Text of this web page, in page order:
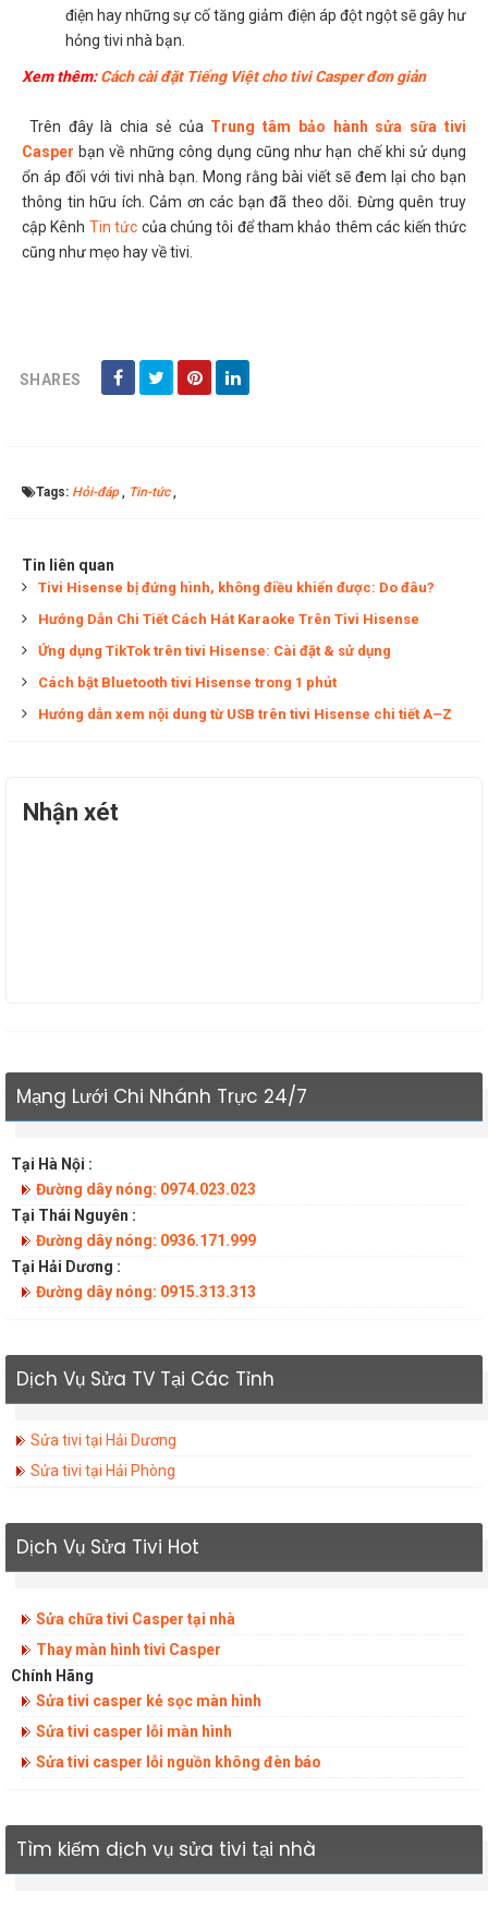
điện hay những sự cố tăng giảm điện áp đột ngột sẽ gây hư
hỏng tivi nhà bạn.
Xem thêm:Cách cài đặt Tiếng Việt cho tivi Casper đơn giản
Trên đây là chia sẻ của Trung tâm bảo hành sửa sữa tivi
Casper bạn về những công dụng cũng như hạn chế khi sử dụng
ổn áp đối với tivi nhà bạn. Mong rằng bài viết sẽ đem lại cho bạn
thông tin hữu ích. Cảm ơn các bạn đã theo dõi. Đừng quên truy
cập Kênh Tin tức của chúng tôi để tham khảo thêm các kiến thức
cũng như mẹo hay về tivi.
SHARES
Tags: Hỏi-đáp, Tin-tức,
Tin liên quan
Tivi Hisense bị đứng hình, không điều khiển được: Do đâu?
Hướng Dẫn Chi Tiết Cách Hát Karaoke Trên Tivi Hisense
Ứng dụng TikTok trên tivi Hisense: Cài đặt & sử dụng
Cách bật Bluetooth tivi Hisense trong 1 phút
Hướng dẫn xem nội dung từ USB trên tivi Hisense chi tiết A–Z
Nhận xét
Mạng Lưới Chi Nhánh Trực 24/7
Tại Hà Nội :
Đường dây nóng: 0974.023.023
Tại Thái Nguyên :
Đường dây nóng: 0936.171.999
Tại Hải Dương :
Đường dây nóng: 0915.313.313
Dịch Vụ Sửa TV Tại Các Tỉnh
Sửa tivi tại Hải Dương
Sửa tivi tại Hải Phòng
Dịch Vụ Sửa Tivi Hot
Sửa chữa tivi Casper tại nhà
Thay màn hình tivi Casper
Chính Hãng
Sửa tivi casper kẻ sọc màn hình
Sửa tivi casper lỗi màn hình
Sửa tivi casper lỗi nguồn không đèn báo
Tìm kiếm dịch vụ sửa tivi tại nhà